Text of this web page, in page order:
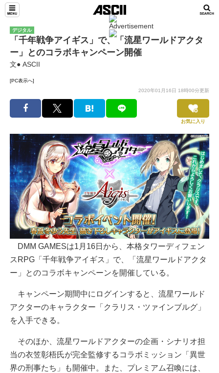
デジタル
「千年戦争アイギス」で、「流星ワールドアクタ
ー」とのコラボキャンペーン開催
文● ASCII
[PC表示へ]
2020年01月16日 18時00分更新
お気に入り
DMM GAMESは1月16日から、本格タワーディフェン
スRPG「千年戦争アイギス」で、「流星ワールドアクタ
ー」とのコラボキャンペーンを開催している。
キャンペーン期間中にログインすると、流星ワールド
アクターのキャラクター「クラリス・ツァインブルグ」
を入手できる。
そのほか、流星ワールドアクターの企画・シナリオ担
当の衣笠彰梧氏が完全監修するコラボミッション「異世
界の刑事たち」も開催中。また、プレミアム召喚には、